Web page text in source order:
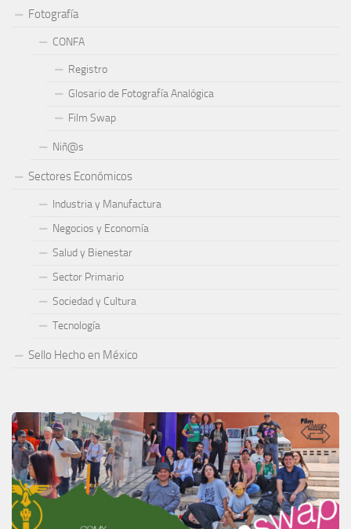
Fotografía
CONFA
Registro
Glosario de Fotografía Analógica
Film Swap
Niñ@s
Sectores Económicos
Industria y Manufactura
Negocios y Economía
Salud y Bienestar
Sector Primario
Sociedad y Cultura
Tecnología
Sello Hecho en México